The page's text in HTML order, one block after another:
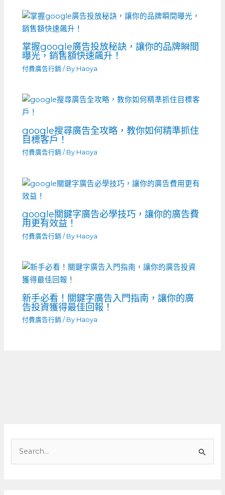
掌握google廣告投放秘訣，讓你的品牌瞬間
曝光，銷售額快速飆升！
付費廣告行銷 / By Haoya
google搜尋廣告全攻略，教你如何精準抓住
目標客戶！
付費廣告行銷 / By Haoya
google關鍵字廣告必學技巧，讓你的廣告費
用更有效益！
付費廣告行銷 / By Haoya
新手必看！關鍵字廣告入門指南，讓你的廣
告投資獲得最佳回報！
付費廣告行銷 / By Haoya